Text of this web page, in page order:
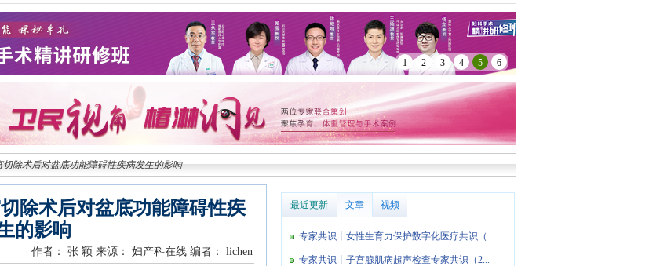
1 2 3 4 5 6
切除术后对盆底功能障碍性疾病发生的影响
除术后对盆底功能障碍性疾
的影响
作者： 张 颖 来源： 妇产科在线 编者： lichen
最近更新 文章 视频
专家共识丨女性生育力保护数字化医疗共识（...
专家共识丨子宫腺肌病超声检查专家共识（2...